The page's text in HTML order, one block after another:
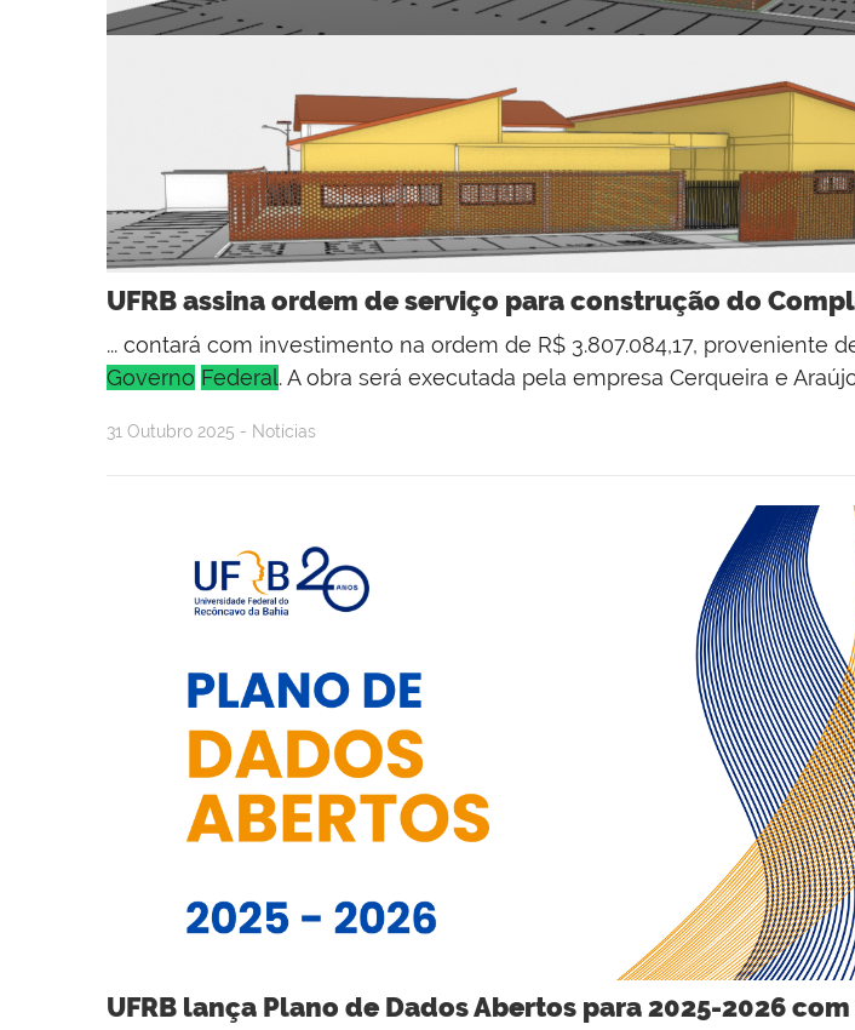
UFRB assina ordem de serviço para construção do
... contará com investimento na ordem de R$ 3.807.084,17, proveniente
Governo Federal. A obra será executada pela empresa Cerqueira e
31 Outubro 2025 - Notícias
UFRB lança Plano de Dados Abertos para 2025-2026